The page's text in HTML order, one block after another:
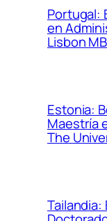
Portugal:
en
Lisbon
Estonia:
Maestría
The
Tailandia: